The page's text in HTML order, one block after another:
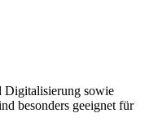
Digitalisierung sowie
besonders geeignet für